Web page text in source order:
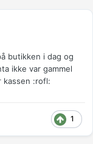
butikken i dag og
ikke var gammel
kassen :rofl:
1